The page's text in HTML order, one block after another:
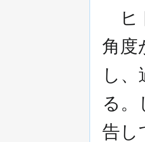
ヒ
角度
し
る。
告し